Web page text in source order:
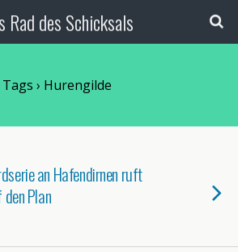
Rad des Schicksals
Tags › Hurengilde
an Hafendirnen ruft
Plan